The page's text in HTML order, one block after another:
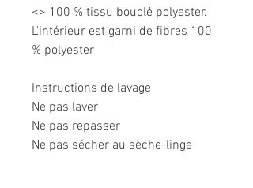
<> 100 % tissu bouclé polyester.
L'intérieur est garni de fibres 100
% polyester
Instructions de lavage
Ne pas laver
Ne pas repasser
Ne pas sécher au sèche-linge